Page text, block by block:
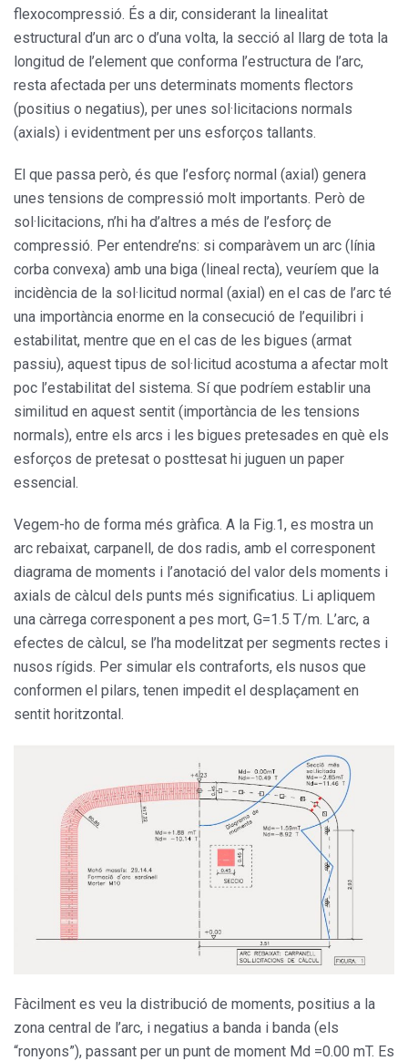
flexocompressió. És a dir, considerant la linealitat
estructural d’un arc o d’una volta, la secció al llarg de tota la
longitud de l’element que conforma l’estructura de l’arc,
resta afectada per uns determinats moments flectors
(positius o negatius), per unes sol·licitacions normals
(axials) i evidentment per uns esforços tallants.
El que passa però, és que l’esforç normal (axial) genera
unes tensions de compressió molt importants. Però de
sol·licitacions, n’hi ha d’altres a més de l’esforç de
compressió. Per entendre’ns: si comparàvem un arc (línia
corba convexa) amb una biga (lineal recta), veuríem que la
incidència de la sol·licitud normal (axial) en el cas de l’arc té
una importància enorme en la consecució de l’equilibri i
estabilitat, mentre que en el cas de les bigues (armat
passiu), aquest tipus de sol·licitud acostuma a afectar molt
poc l’estabilitat del sistema. Sí que podríem establir una
similitud en aquest sentit (importància de les tensions
normals), entre els arcs i les bigues pretesades en què els
esforços de pretesat o posttesat hi juguen un paper
essencial.
Vegem-ho de forma més gràfica. A la Fig.1, es mostra un
arc rebaixat, carpanell, de dos radis, amb el corresponent
diagrama de moments i l’anotació del valor dels moments i
axials de càlcul dels punts més significatius. Li apliquem
una càrrega corresponent a pes mort, G=1.5 T/m. L’arc, a
efectes de càlcul, se l’ha modelitzat per segments rectes i
nusos rígids. Per simular els contraforts, els nusos que
conformen el pilars, tenen impedit el desplaçament en
sentit horitzontal.
Fàcilment es veu la distribució de moments, positius a la
zona central de l’arc, i negatius a banda i banda (els
“ronyons”), passant per un punt de moment Md =0.00 mT. Es